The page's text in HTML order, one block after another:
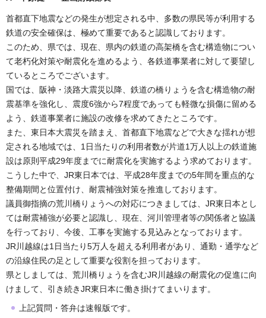
首都直下地震などの発生が想定される中、多数の県民等が利用する
鉄道の安全確保は、極めて重要であると認識しております。
このため、県では、現在、県内の鉄道の高架橋を含む構造物につい
て老朽化対策や耐震化を進めるよう、各鉄道事業者に対して要望し
ているところでございます。
国では、阪神・淡路大震災以降、鉄道の橋りょうを含む構造物の耐
震基準を強化し、震度6強から7程度であっても軽微な損傷に留める
よう、鉄道事業者に施設の改修を求めてきたところです。
また、東日本大震災を踏まえ、首都直下地震などで大きな揺れが想
定される地域では、1日当たりの利用者数が片道1万人以上の鉄道施
設は原則平成29年度までに耐震化を実施するよう求めております。
こうした中で、JR東日本では、平成28年度までの5年間を重点的な
整備期間と位置付け、耐震補強対策を推進しております。
議員御指摘の荒川橋りょうへの対応につきましては、JR東日本とし
ては耐震補強が必要と認識し、現在、河川管理者等の関係者と協議
を行っており、今後、工事を実施する見込みとなっております。
JR川越線は1日当たり5万人を超える利用者があり、通勤・通学など
の沿線住民の足として重要な役割を担っております。
県としましては、荒川橋りょうを含むJR川越線の耐震化の促進に向
けまして、引き続きJR東日本に働き掛けてまいります。
上記質問・答弁は速報版です。